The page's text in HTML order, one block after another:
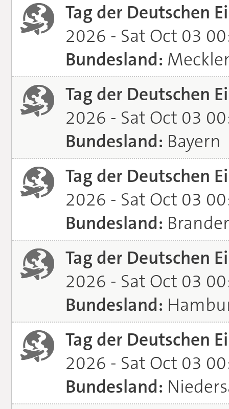
Tag der Deutschen
2026 - Sat Oct 03
Bundesland:
Tag der Deutschen
2026 - Sat Oct 03
Bundesland: Bayern
Tag der Deutschen
2026 - Sat Oct 03
Bundesland:
Tag der Deutschen
2026 - Sat Oct 03
Bundesland:
Tag der Deutschen
2026 - Sat Oct 03
Bundesland: